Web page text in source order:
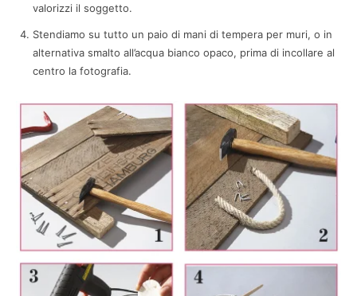
valorizzi il soggetto.
Stendiamo su tutto un paio di mani di tempera per muri, o in
alternativa smalto all’acqua bianco opaco, prima di incollare al
centro la fotografia.